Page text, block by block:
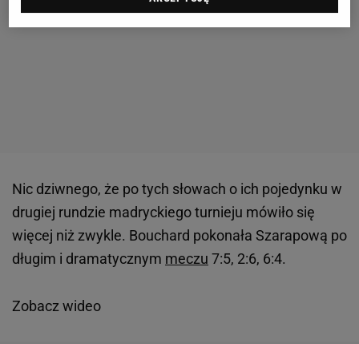
Nic dziwnego, że po tych słowach o ich pojedynku w
drugiej rundzie madryckiego turnieju mówiło się
więcej niż zwykle. Bouchard pokonała Szarapową po
długim i dramatycznym meczu 7:5, 2:6, 6:4.
Zobacz wideo